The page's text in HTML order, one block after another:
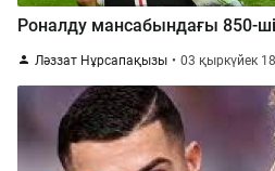
Роналду мансабындағы 850-
Ләззат Нұрсапақызы 03 қыркүйек